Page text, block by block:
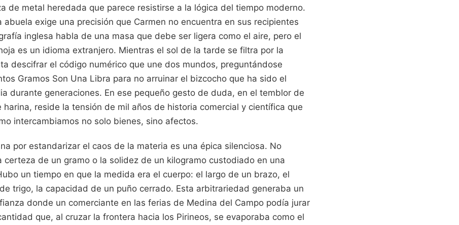
de metal heredada que parece resistirse a la lógica del tiempo moderno.
abuela exige una precisión que Carmen no encuentra en sus recipientes
inglesa habla de una masa que debe ser ligera como el aire, pero el
es un idioma extranjero. Mientras el sol de la tarde se filtra por la
descifrar el código numérico que une dos mundos, preguntándose
Gramos Son Una Libra para no arruinar el bizcocho que ha sido el
durante generaciones. En ese pequeño gesto de duda, en el temblor de
harina, reside la tensión de mil años de historia comercial y científica que
intercambiamos no solo bienes, sino afectos.
por estandarizar el caos de la materia es una épica silenciosa. No
certeza de un gramo o la solidez de un kilogramo custodiado en una
un tiempo en que la medida era el cuerpo: el largo de un brazo, el
trigo, la capacidad de un puño cerrado. Esta arbitrariedad generaba un
donde un comerciante en las ferias de Medina del Campo podía jurar
que, al cruzar la frontera hacia los Pirineos, se evaporaba como el